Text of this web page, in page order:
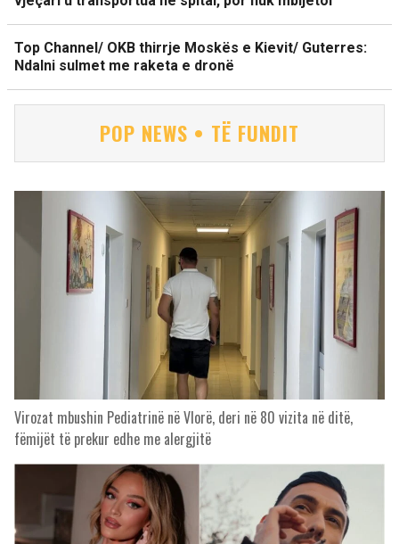
Top Channel/ OKB thirrje Moskës e Kievit/ Guterres:
Ndalni sulmet me raketa e dronë
POP NEWS • TË FUNDIT
Virozat mbushin Pediatrinë në Vlorë, deri në 80 vizita në ditë,
fëmijët të prekur edhe me alergjitë